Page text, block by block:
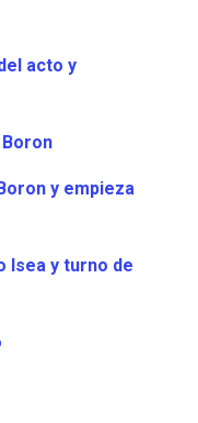
acto y
y empieza
Isea y turno de